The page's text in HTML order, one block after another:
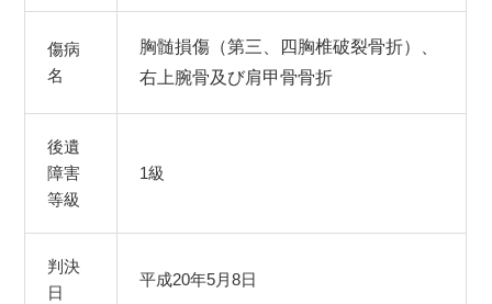
傷病
名
胸髄損傷（第三、四胸椎破裂骨折）、
右上腕骨及び肩甲骨骨折
後遺
障害
等級
1級
判決
日
平成20年5月8日